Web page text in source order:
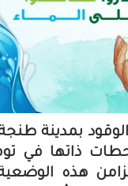
طنجة،
ذاتها في توفير
هذه